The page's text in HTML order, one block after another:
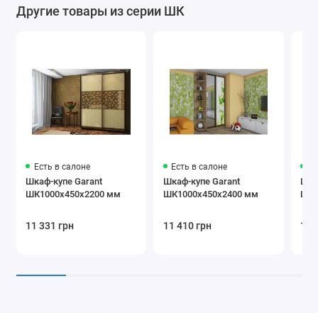
090
312 Бургунди
Лакобель
7031 морской 9005 черный
1236
кофейный
Другие товары из серии ШК
Есть в салоне
Шкаф-купе Garant
ШК1000х450х2200 мм
11 331 грн
Есть в салоне
Шкаф-купе Garant
ШК1000х450х2400 мм
11 410 грн 12